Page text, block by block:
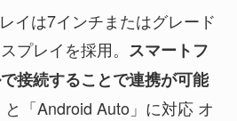
イは7インチまたはグレード
プレイを採用。 スマートフ
接続することで連携が可能
と「Android Auto」に対応 オ